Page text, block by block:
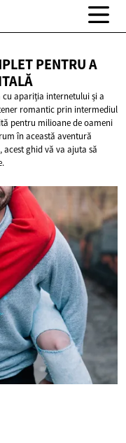
PENTRU A
apariția internetului și a
romantic prin intermediul
pentru milioane de oameni
în această aventură
ghid vă va ajuta să